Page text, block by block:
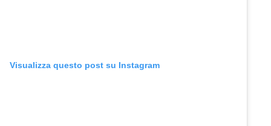
Visualizza questo post su Instagram